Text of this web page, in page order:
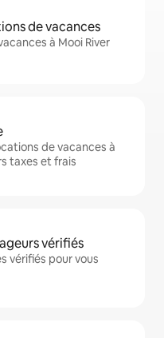
de vacances
à Mooi River
de vacances à
taxes et frais
vérifiés
vérifiés pour vous